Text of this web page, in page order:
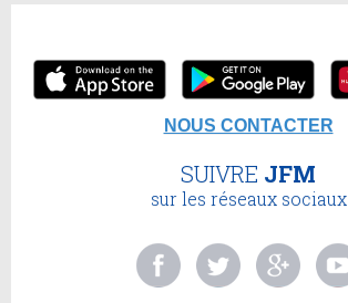
NOUS CONTACTER
SUIVRE JFM
sur les réseaux sociaux